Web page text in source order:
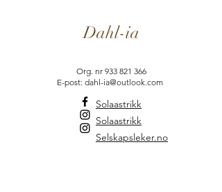
Dahl-ia
Org. nr 933 821 366
E-post: dahl-ia@outlook.com
Solaastrikk
Solaastrikk
Selskapsleker.no